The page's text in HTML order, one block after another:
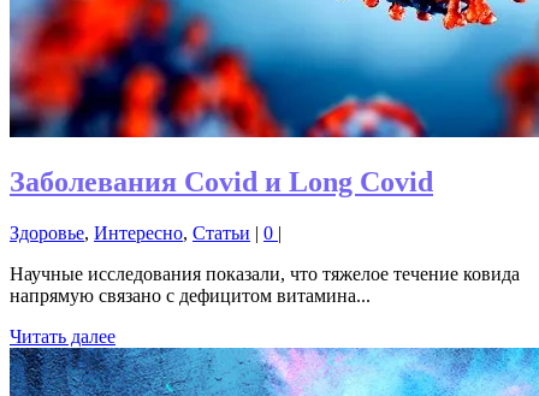
Заболевания Covid и Long Covid
Здоровье, Интересно, Статьи | 0 |
Научные исследования показали, что тяжелое течение ковида
напрямую связано с дефицитом витамина...
Читать далее